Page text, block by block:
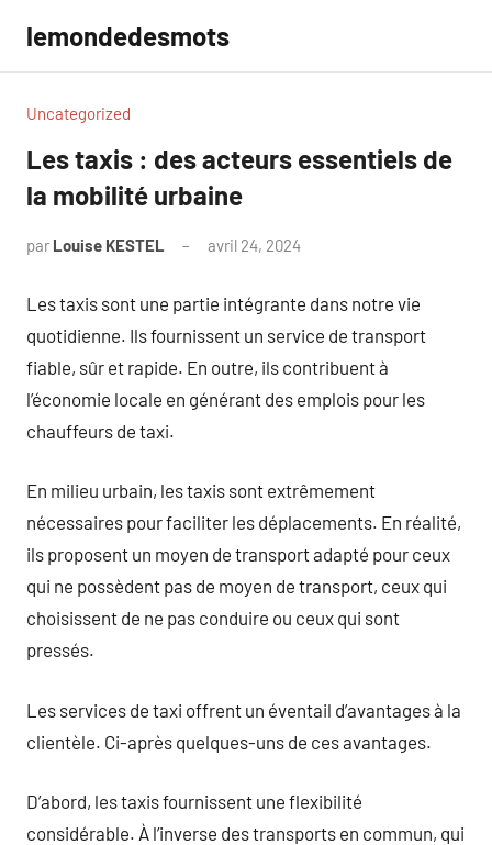
contenu
lemondedesmots
Uncategorized
Les taxis : des acteurs essentiels de
la mobilité urbaine
par Louise KESTEL avril 24, 2024
Les taxis sont une partie intégrante dans notre vie
quotidienne. Ils fournissent un service de transport
fiable, sûr et rapide. En outre, ils contribuent à
l’économie locale en générant des emplois pour les
chauffeurs de taxi.
En milieu urbain, les taxis sont extrêmement
nécessaires pour faciliter les déplacements. En réalité,
ils proposent un moyen de transport adapté pour ceux
qui ne possèdent pas de moyen de transport, ceux qui
choisissent de ne pas conduire ou ceux qui sont
pressés.
Les services de taxi offrent un éventail d’avantages à la
clientèle. Ci-après quelques-uns de ces avantages.
D’abord, les taxis fournissent une flexibilité
considérable. À l’inverse des transports en commun, qui